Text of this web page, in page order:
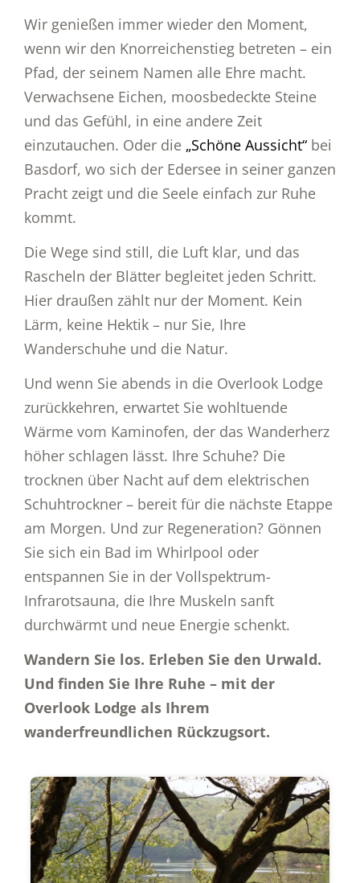
Wir genießen immer wieder den Moment,
wenn wir den Knorreichenstieg betreten – ein
Pfad, der seinem Namen alle Ehre macht.
Verwachsene Eichen, moosbedeckte Steine
und das Gefühl, in eine andere Zeit
einzutauchen. Oder die „Schöne Aussicht“ bei
Basdorf, wo sich der Edersee in seiner ganzen
Pracht zeigt und die Seele einfach zur Ruhe
kommt.
Die Wege sind still, die Luft klar, und das
Rascheln der Blätter begleitet jeden Schritt.
Hier draußen zählt nur der Moment. Kein
Lärm, keine Hektik – nur Sie, Ihre
Wanderschuhe und die Natur.
Und wenn Sie abends in die Overlook Lodge
zurückkehren, erwartet Sie wohltuende
Wärme vom Kaminofen, der das Wanderherz
höher schlagen lässt. Ihre Schuhe? Die
trocknen über Nacht auf dem elektrischen
Schuhtrockner – bereit für die nächste Etappe
am Morgen. Und zur Regeneration? Gönnen
Sie sich ein Bad im Whirlpool oder
entspannen Sie in der Vollspektrum-
Infrarotsauna, die Ihre Muskeln sanft
durchwärmt und neue Energie schenkt.
Wandern Sie los. Erleben Sie den Urwald.
Und finden Sie Ihre Ruhe – mit der
Overlook Lodge als Ihrem
wanderfreundlichen Rückzugsort.